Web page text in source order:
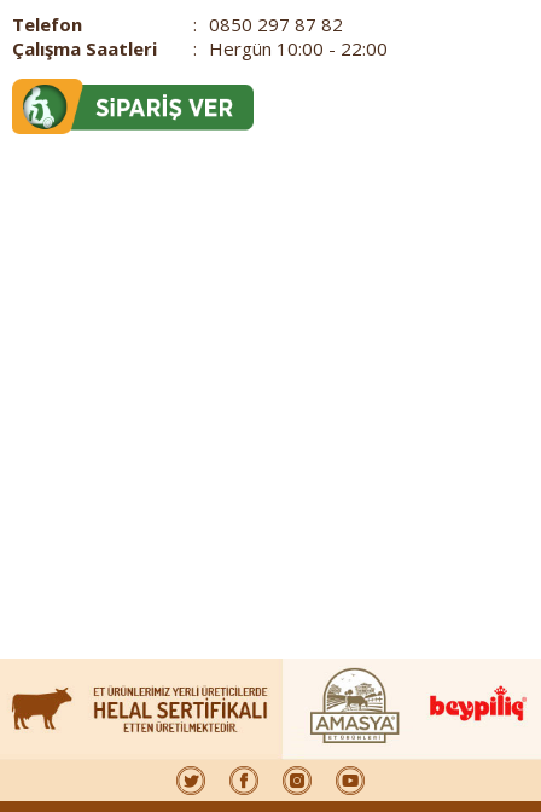
Telefon
: 0850 297 87 82
Çalışma Saatleri
: Hergün 10:00 - 22:00